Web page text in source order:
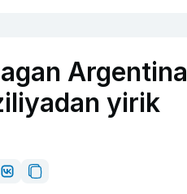
Argentina
yirik